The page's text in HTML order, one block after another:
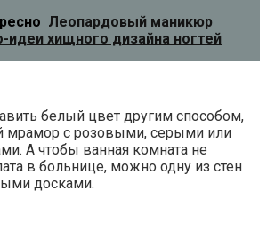
Леопардовый маникюр
идеи хищного дизайна ногтей
белый цвет другим способом,
мрамор с розовыми, серыми или
А чтобы ванная комната не
в больнице, можно одну из стен
досками.